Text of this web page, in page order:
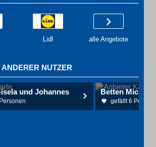
Lidl alle Angebote
ANDERER NUTZER
und Johannes Betten
gefällt 6